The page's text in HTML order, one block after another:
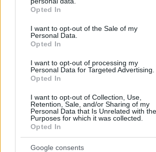
grant or deny consent to Google and its
use your data for below specified purposes
consent section.
Opted In
I want to opt-out of the Sale of my
Personal Data.
Opted In
I want to opt-out of processing my
Personal Data for Targeted Advertising.
Opted In
I want to opt-out of Collection, Use,
Retention, Sale, and/or Sharing of my
Personal Data that Is Unrelated with the
Purposes for which it was collected.
Opted In
Google consents